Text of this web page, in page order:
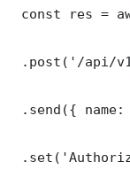
const res =
.post('/api/
.send({